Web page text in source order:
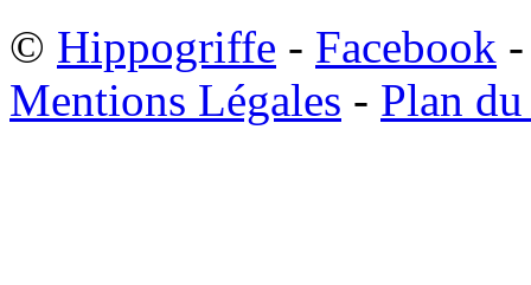
© Hippogriffe - Facebook
Mentions Légales - Plan